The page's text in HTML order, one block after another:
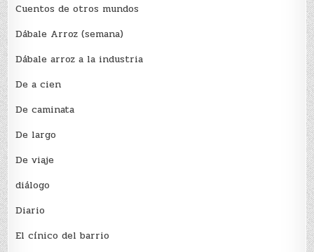
Cuentos de otros mundos
Dábale Arroz (semana)
Dábale arroz a la industria
De a cien
De caminata
De largo
De viaje
diálogo
Diario
El cínico del barrio